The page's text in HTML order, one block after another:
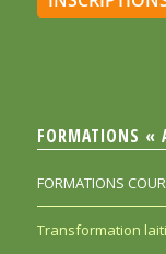
FORMATIONS «
FORMATIONS
Transformation